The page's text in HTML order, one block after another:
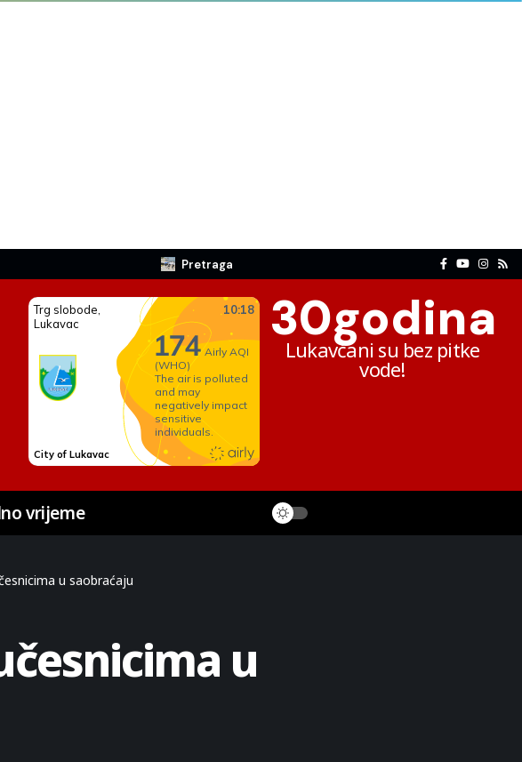
Pretraga
30godina
Lukavčani su bez pitke
vode!
vrijeme
u saobraćaju
u